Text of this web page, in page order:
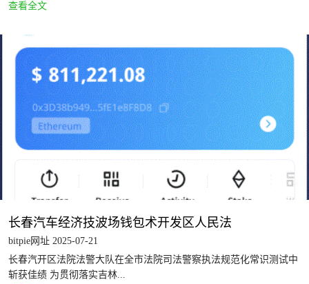
查看全文
长春汽车经济技波场钱包术开发区人民法
bitpie网址 2025-07-21
长春汽开区法院法警大队在全市法院司法警察执法规范化常识测试中
斩获佳绩 为贯彻落实吉林...